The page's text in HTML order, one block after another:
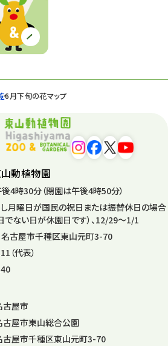
6月下旬の花マップ
動植物園
4時30分（閉園は午後4時50分）
し月曜日が国民の祝日または振替休日の場合
でない日が休園日です）、12/29～1/1
古屋市千種区東山元町3-70
（代表）
古屋市
古屋市東山総合公園
古屋市千種区東山元町3-70